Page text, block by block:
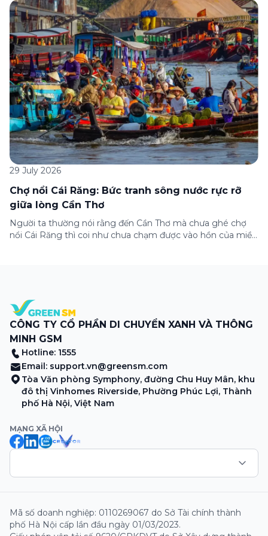
dưới đây sẽ hướng dẫn chi tiết cách tham gia (và hủy tham
gia) gói bảo hiểm này ngay trên ứng dụng Green SM, cùng
những lưu ý quan trọng trước khi […]
29 July 2026
Chợ nổi Cái Răng: Bức tranh sông nước rực rỡ
giữa lòng Cần Thơ
Người ta thường nói rằng đến Cần Thơ mà chưa ghé chợ
nổi Cái Răng thì coi như chưa chạm được vào hồn của miền
CÔNG TY CỔ PHẦN DI CHUYỂN XANH VÀ THÔNG
MINH GSM
Hotline: 1555
Email: support.vn@greensm.com
Tòa Văn phòng Symphony, đường Chu Huy Mân, khu
đô thị Vinhomes Riverside, Phường Phúc Lợi, Thành
phố Hà Nội, Việt Nam
MẠNG XÃ HỘI
Mã số doanh nghiệp: 0110269067 do Sở Tài chính thành
phố Hà Nội cấp lần đầu ngày 01/03/2023.